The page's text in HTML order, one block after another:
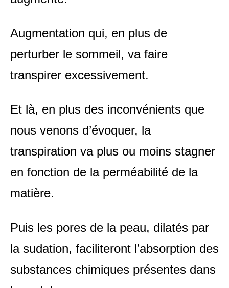
Augmentation qui, en plus de
perturber le sommeil, va faire
transpirer excessivement.
Et là, en plus des inconvénients que
nous venons d’évoquer, la
transpiration va plus ou moins stagner
en fonction de la perméabilité de la
matière.
Puis les pores de la peau, dilatés par
la sudation, faciliteront l’absorption des
substances chimiques présentes dans